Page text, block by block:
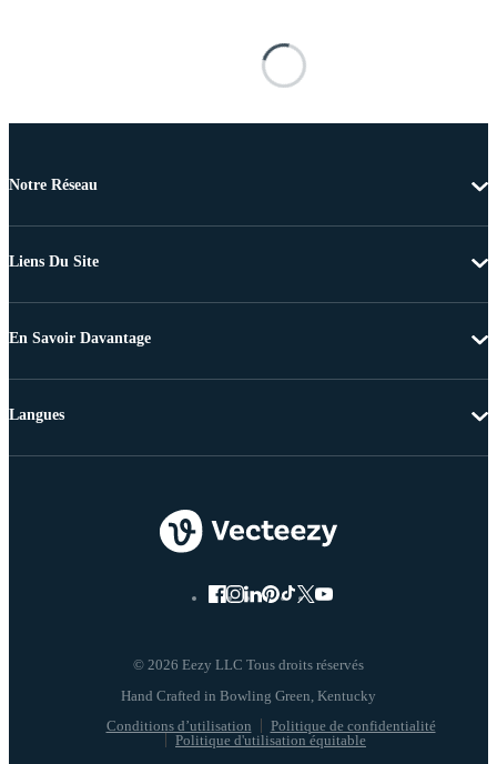
Notre Réseau
Liens Du Site
En Savoir Davantage
© 2026 Eezy LLC Tous droits réservés
Conditions d’utilisation
Politique de confidentialité
Politique d'utilisation équitable
Langues